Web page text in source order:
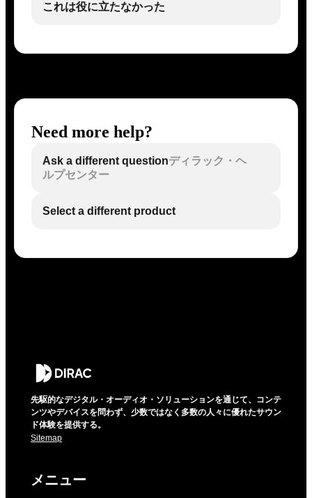
これは役に立たなかった
Need more help?
Ask a different questionディラック・ヘ
ルプセンター
Select a different product
先駆的なデジタル・オーディオ・ソリューションを通じて、コンテ
ンツやデバイスを問わず、少数ではなく多数の人々に優れたサウン
ド体験を提供する。
Sitemap
メニュー